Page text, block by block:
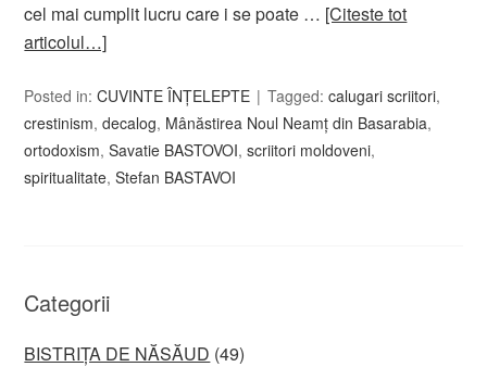
cel mai cumplit lucru care i se poate … [Citeste tot
articolul…]
Posted in:CUVINTE ÎNȚELEPTE Tagged:calugari scriitori,
crestinism,decalog, Mânăstirea Noul Neamţ din Basarabia,
ortodoxism,Savatie BASTOVOI,scriitori moldoveni,
spiritualitate,Stefan BASTAVOI
Categorii
BISTRIȚA DE NĂSĂUD (49)